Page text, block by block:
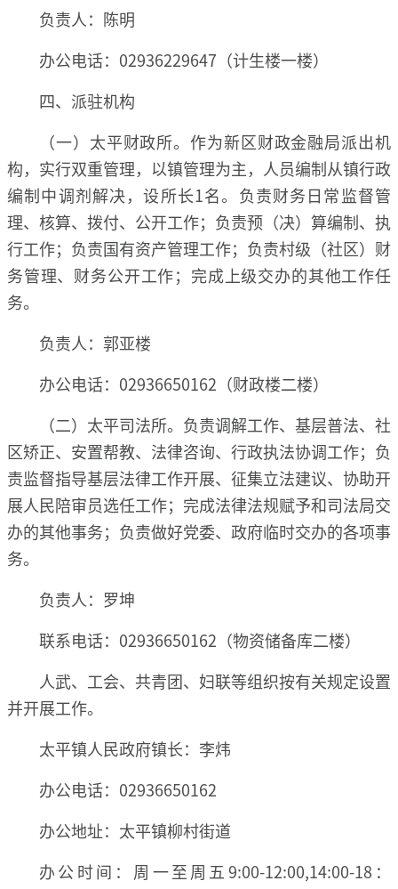
负责人：陈明
办公电话：02936229647（计生楼一楼）
四、派驻机构
（一）太平财政所。作为新区财政金融局派出机
构，实行双重管理，以镇管理为主，人员编制从镇行政
编制中调剂解决，设所长1名。负责财务日常监督管
理、核算、拨付、公开工作；负责预（决）算编制、执
行工作；负责国有资产管理工作；负责村级（社区）财
务管理、财务公开工作；完成上级交办的其他工作任
务。
负责人：郭亚楼
办公电话：02936650162（财政楼二楼）
（二）太平司法所。负责调解工作、基层普法、社
区矫正、安置帮教、法律咨询、行政执法协调工作；负
责监督指导基层法律工作开展、征集立法建议、协助开
展人民陪审员选任工作；完成法律法规赋予和司法局交
办的其他事务；负责做好党委、政府临时交办的各项事
务。
负责人：罗坤
联系电话：02936650162（物资储备库二楼）
人武、工会、共青团、妇联等组织按有关规定设置
并开展工作。
太平镇人民政府镇长：李炜
办公电话：02936650162
办公地址：太平镇柳村街道
办公时间：周一至周五9:00-12:00,14:00-18：